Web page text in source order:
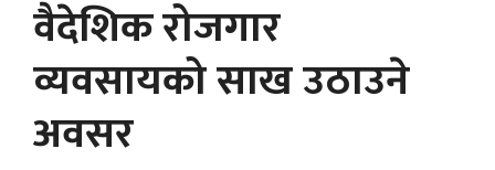
वैदेशिक रोजगार
व्यवसायको साख उठाउने
अवसर